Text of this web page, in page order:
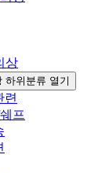
상
하위분류 열기
련
프